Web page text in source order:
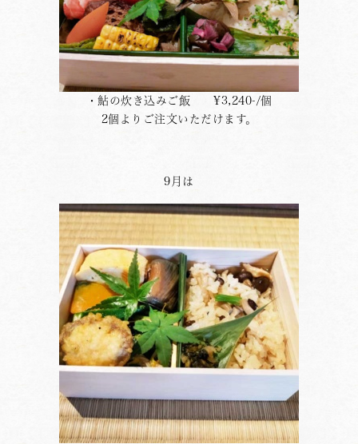
・鮎の炊き込みご飯 ¥3,240-/個
2個よりご注文いただけます。
9月は